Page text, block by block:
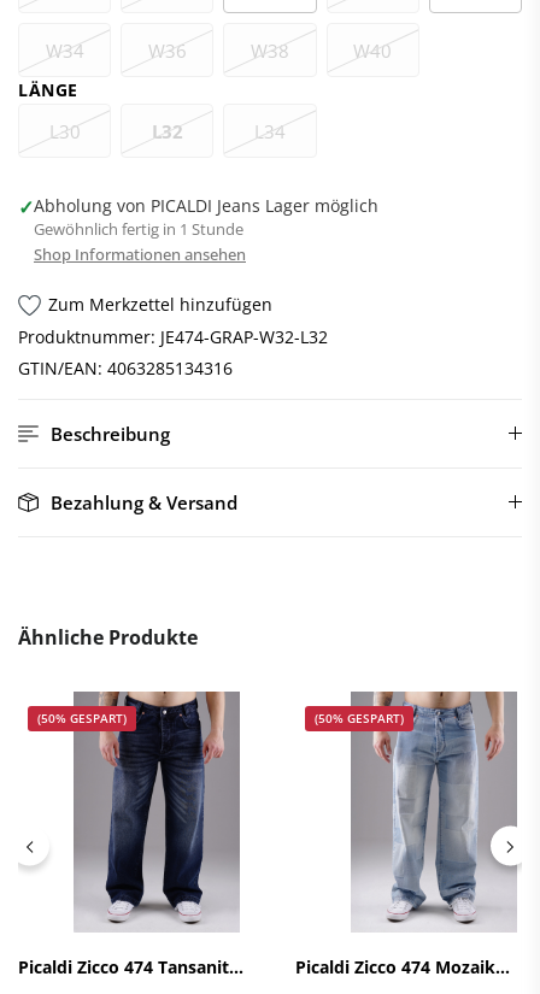
W34 W36 W38 W40
LÄNGE
L30 L32 L34
✓Abholung von PICALDI Jeans Lager möglich
Gewöhnlich fertig in 1 Stunde
Shop Informationen ansehen
Zum Merkzettel hinzufügen
Produktnummer: JE474-GRAP-W32-L32
GTIN/EAN: 4063285134316
Beschreibung
Bezahlung & Versand
Ähnliche Produkte
(50% GESPART)
Picaldi Zicco 474 Tansanit
(50% GESPART)
Picaldi Zicco 474 Mozaik